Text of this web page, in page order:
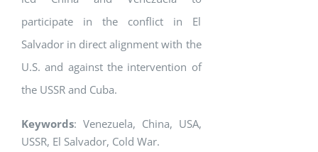
participate in the conflict in El
Salvador in direct alignment with the
U.S. and against the intervention of
the USSR and Cuba.
Keywords: Venezuela, China, USA,
USSR, El Salvador, Cold War.